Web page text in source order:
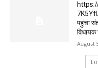
पहुंचा
विधायक
August